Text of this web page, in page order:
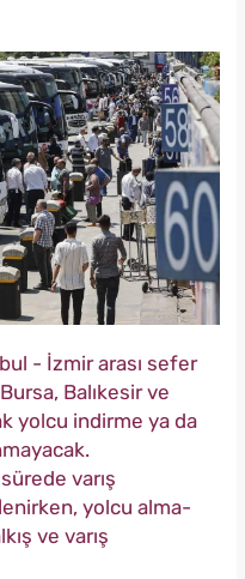
- İzmir arası sefer
Balıkesir ve
yolcu indirme ya da
varış
yolcu alma-
ve varış